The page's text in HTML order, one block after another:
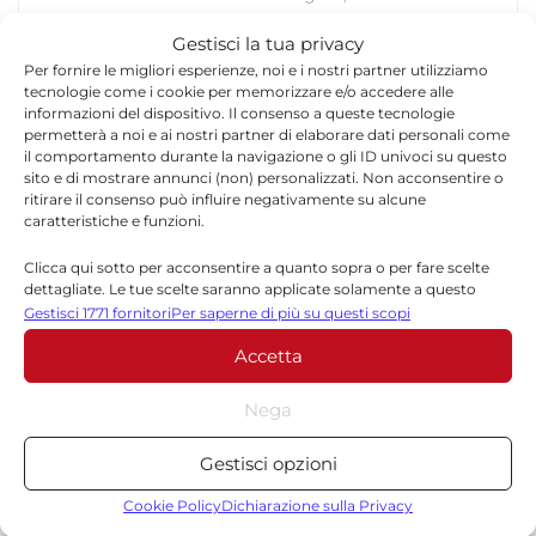
Gestisci la tua privacy
Per fornire le migliori esperienze, noi e i nostri partner utilizziamo
tecnologie come i cookie per memorizzare e/o accedere alle
informazioni del dispositivo. Il consenso a queste tecnologie
permetterà a noi e ai nostri partner di elaborare dati personali come
il comportamento durante la navigazione o gli ID univoci su questo
sito e di mostrare annunci (non) personalizzati. Non acconsentire o
ritirare il consenso può influire negativamente su alcune
caratteristiche e funzioni.
Clicca qui sotto per acconsentire a quanto sopra o per fare scelte
dettagliate. Le tue scelte saranno applicate solamente a questo
sito. È possibile modificare le impostazioni in qualsiasi momento,
compreso il ritiro del consenso, utilizzando i pulsanti della Cookie
Policy o cliccando sul pulsante di gestione del consenso nella parte
inferiore dello schermo.
Statistiche
Archiviare informazioni su dispositivo e/o accedervi, Misurare le
prestazioni degli annunci, Misurare le prestazioni dei contenuti,
Gestisci 1771 fornitoriPer saperne di più su questi scopi
Accetta
Nega
Gestisci opzioni
Cookie PolicyDichiarazione sulla Privacy
mantenendo uno stile diretto, informato e
indipendente.
Lascia un commento
Il tuo indirizzo email non sarà pubblicato. I campi
obbligatori sono contrassegnati